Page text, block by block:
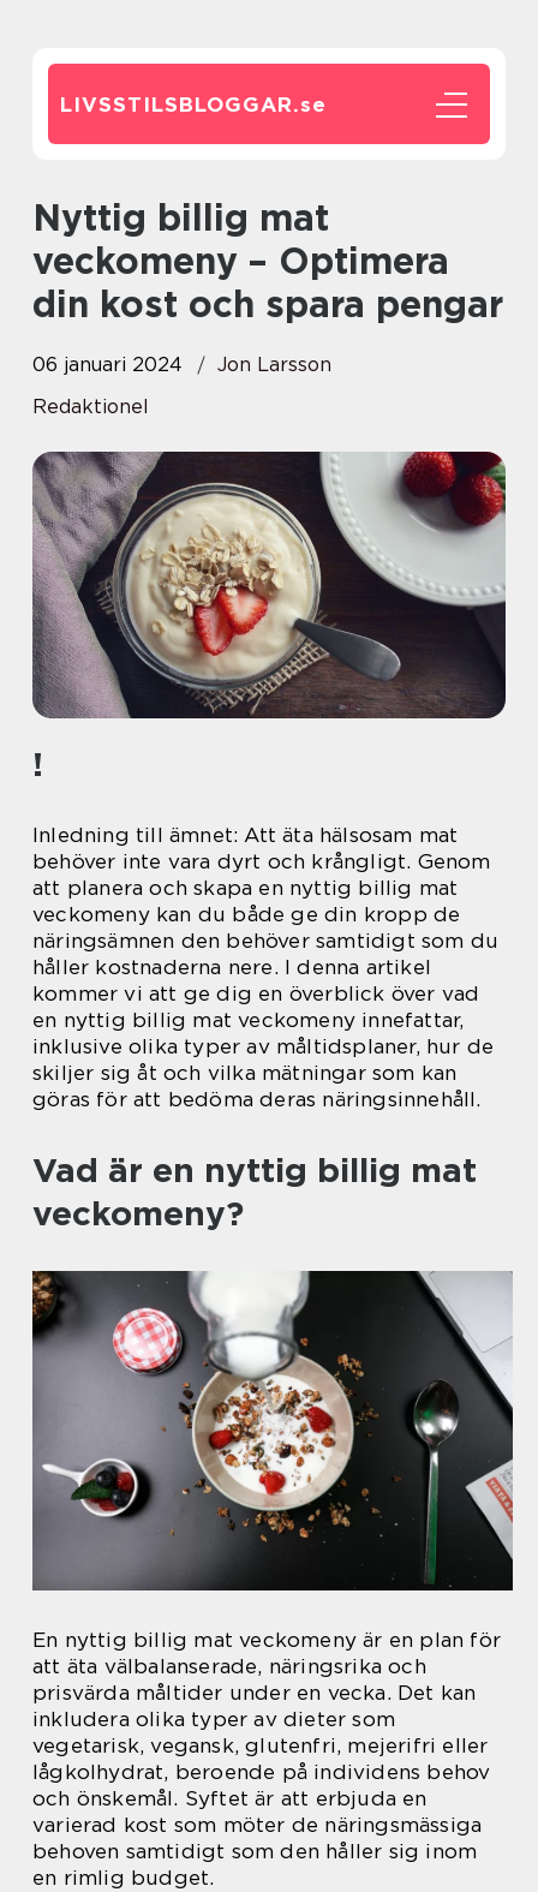
LIVSSTILSBLOGGAR.se
Nyttig billig mat
veckomeny – Optimera
din kost och spara pengar
06 januari 2024
Jon Larsson
Redaktionel
!
Inledning till ämnet: Att äta hälsosam mat
behöver inte vara dyrt och krångligt. Genom
att planera och skapa en nyttig billig mat
veckomeny kan du både ge din kropp de
näringsämnen den behöver samtidigt som du
håller kostnaderna nere. I denna artikel
kommer vi att ge dig en överblick över vad
en nyttig billig mat veckomeny innefattar,
inklusive olika typer av måltidsplaner, hur de
skiljer sig åt och vilka mätningar som kan
göras för att bedöma deras näringsinnehåll.
Vad är en nyttig billig mat
veckomeny?
En nyttig billig mat veckomeny är en plan för
att äta välbalanserade, näringsrika och
prisvärda måltider under en vecka. Det kan
inkludera olika typer av dieter som
vegetarisk, vegansk, glutenfri, mejerifri eller
lågkolhydrat, beroende på individens behov
och önskemål. Syftet är att erbjuda en
varierad kost som möter de näringsmässiga
behoven samtidigt som den håller sig inom
en rimlig budget.